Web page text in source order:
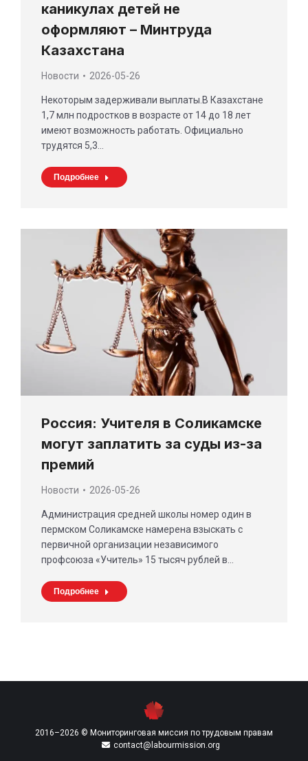
каникулах детей не
оформляют – Минтруда
Казахстана
Новости 2026-05-26
Некоторым задерживали выплаты.В Казахстане
1,7 млн подростков в возрасте от 14 до 18 лет
имеют возможность работать. Официально
трудятся 5,3…
Подробнее
Россия: Учителя в Соликамске
могут заплатить за суды из-за
премий
Новости 2026-05-26
Администрация средней школы номер один в
пермском Соликамске намерена взыскать с
первичной организации независимого
профсоюза «Учитель» 15 тысяч рублей в…
Подробнее
2016–2026 © Мониторинговая миссия по трудовым правам
contact@labourmission.org